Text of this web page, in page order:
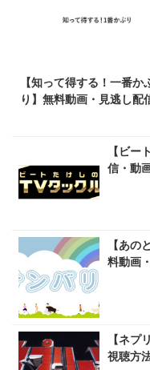
【知って得する！一番か
り】無料動画・見逃し配
【ビー
信・動
【あの
料動画
【ネプ
視聴方